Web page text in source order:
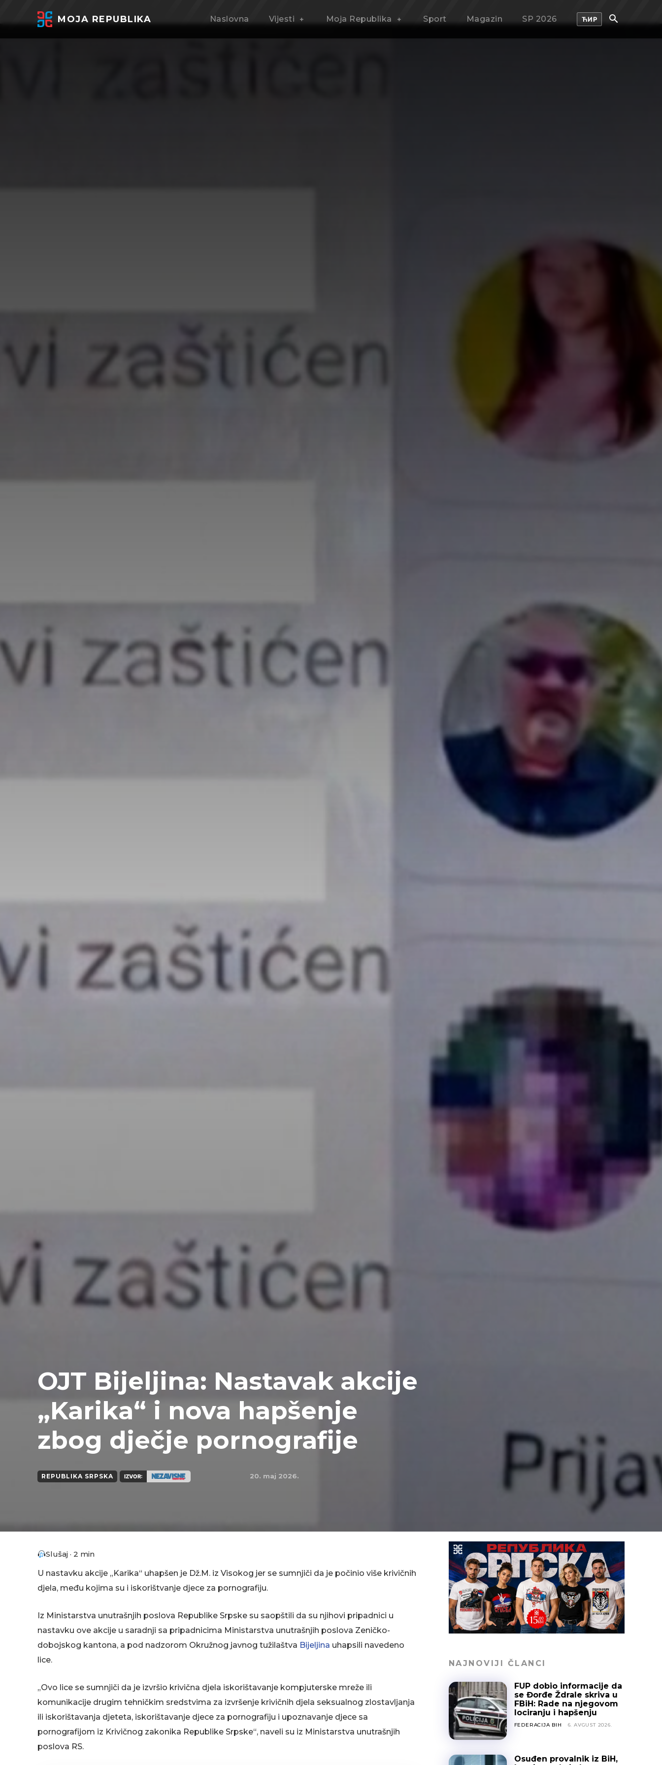
MOJA REPUBLIKA Naslovna Vijesti Moja Republika Sport Magazin SP 2026
OJT Bijeljina: Nastavak akcije
„Karika“ i nova hapšenje
zbog dječje pornografije
REPUBLIKA SRPSKA IZVOR: 20. maj 2026.
Slušaj · 2 min
U nastavku akcije „Karika“ uhapšen je Dž.M. iz Visokog jer se sumnjiči da je počinio više krivičnih
djela, među kojima su i iskorištvanje djece za pornografiju.
Iz Ministarstva unutrašnjih poslova Republike Srpske su saopštili da su njihovi pripadnici u
nastavku ove akcije u saradnji sa pripadnicima Ministarstva unutrašnjih poslova Zeničko-
dobojskog kantona, a pod nadzorom Okružnog javnog tužilaštva Bijeljina uhapsili navedeno
lice.
„Ovo lice se sumnjiči da je izvršio krivična djela iskorištavanje kompjuterske mreže ili
komunikacije drugim tehničkim sredstvima za izvršenje krivičnih djela seksualnog zlostavljanja
ili iskorištavanja djeteta, iskorištavanje djece za pornografiju i upoznavanje djece sa
pornografijom iz Krivičnog zakonika Republike Srpske“, naveli su iz Ministarstva unutrašnjih
poslova RS.
NAJNOVIJI ČLANCI
FUP dobio informacije da
se Đorđe Ždrale skriva u
FBiH: Rade na njegovom
lociranju i hapšenju
FEDERACIJA BIH 6. AVGUST 2026.
Osuđen provalnik iz BiH,